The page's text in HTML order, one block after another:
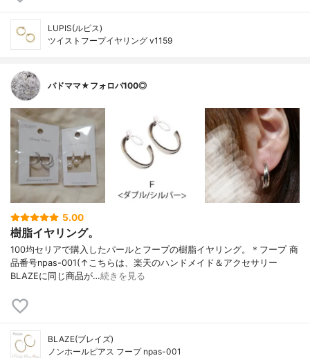
LUPIS(ルピス)
ツイストフープイヤリング v1159
バドママ★フォロバ100◎
5.00
樹脂イヤリング。
100均セリアで購入したパールとフープの樹脂イヤリング。＊フープ 商
品番号npas-001(↑こちらは、楽天のハンドメイド＆アクセサリー
BLAZEに同じ商品が…続きを見る
BLAZE(ブレイズ)
ノンホールピアス フープ npas-001